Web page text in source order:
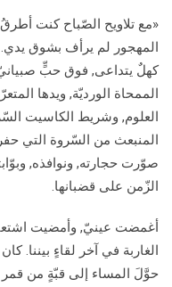
«مع تلاويح الصّباح كنت
المهجور لم يرأف بشوق
كهلٌ يتداعى, فوق حبٍّ
الممحاة الورديّة, ويدها
العلوم, وشريط الكاسيت
المنبعث من السّروة التي
صوّرت حجارته, ونوافذه,
الزّمن على قضبانها.
أغمضت عينيّ, وأمضيت
الغاربة في آخر لقاءٍ بيننا.
حوَّلَ المساء إلى قبّةٍ من قمر